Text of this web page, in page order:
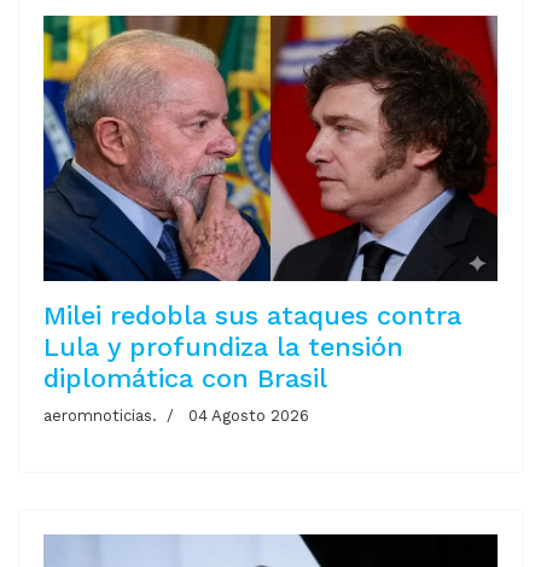
Milei redobla sus ataques contra
Lula y profundiza la tensión
diplomática con Brasil
aeromnoticias. 04 Agosto 2026